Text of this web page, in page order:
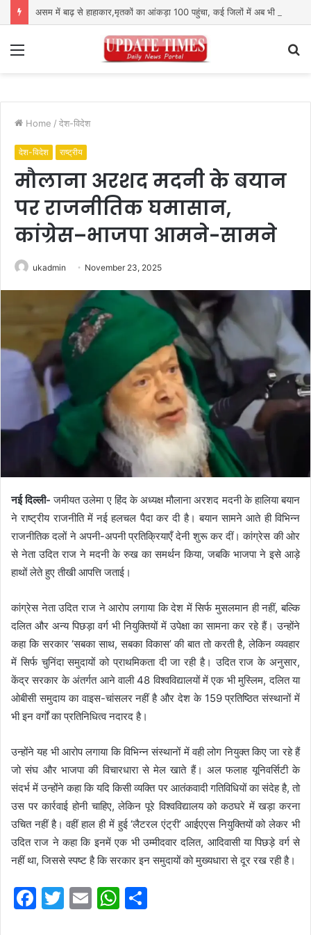
Home / देश-विदेश
देश-विदेश राष्ट्रीय
मौलाना अरशद मदनी के बयान
पर राजनीतिक घमासान,
कांग्रेस–भाजपा आमने-सामने
ukadmin November 23, 2025
नई दिल्ली- जमीयत उलेमा ए हिंद के अध्यक्ष मौलाना अरशद मदनी के हालिया बयान
ने राष्ट्रीय राजनीति में नई हलचल पैदा कर दी है। बयान सामने आते ही विभिन्न
राजनीतिक दलों ने अपनी-अपनी प्रतिक्रियाएँ देनी शुरू कर दीं। कांग्रेस की ओर
से नेता उदित राज ने मदनी के रुख का समर्थन किया, जबकि भाजपा ने इसे आड़े
हाथों लेते हुए तीखी आपत्ति जताई।
कांग्रेस नेता उदित राज ने आरोप लगाया कि देश में सिर्फ मुसलमान ही नहीं, बल्कि
दलित और अन्य पिछड़ा वर्ग भी नियुक्तियों में उपेक्षा का सामना कर रहे हैं। उन्होंने
कहा कि सरकार ‘सबका साथ, सबका विकास’ की बात तो करती है, लेकिन व्यवहार
में सिर्फ चुनिंदा समुदायों को प्राथमिकता दी जा रही है। उदित राज के अनुसार,
केंद्र सरकार के अंतर्गत आने वाली 48 विश्वविद्यालयों में एक भी मुस्लिम, दलित या
ओबीसी समुदाय का वाइस-चांसलर नहीं है और देश के 159 प्रतिष्ठित संस्थानों में
भी इन वर्गों का प्रतिनिधित्व नदारद है।
उन्होंने यह भी आरोप लगाया कि विभिन्न संस्थानों में वही लोग नियुक्त किए जा रहे हैं
जो संघ और भाजपा की विचारधारा से मेल खाते हैं। अल फलाह यूनिवर्सिटी के
संदर्भ में उन्होंने कहा कि यदि किसी व्यक्ति पर आतंकवादी गतिविधियों का संदेह है, तो
उस पर कार्रवाई होनी चाहिए, लेकिन पूरे विश्वविद्यालय को कठघरे में खड़ा करना
उचित नहीं है। वहीं हाल ही में हुई ‘लैटरल एंट्री’ आईएएस नियुक्तियों को लेकर भी
उदित राज ने कहा कि इनमें एक भी उम्मीदवार दलित, आदिवासी या पिछड़े वर्ग से
नहीं था, जिससे स्पष्ट है कि सरकार इन समुदायों को मुख्यधारा से दूर रख रही है।
F
T
E
W